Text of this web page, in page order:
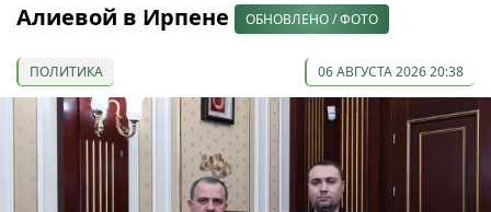
Алиевой в Ирпене
ОБНОВЛЕНО / ФОТО
ПОЛИТИКА 06 АВГУСТА 2026 20:38